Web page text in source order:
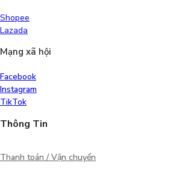
Shopee
Lazada
Mạng xã hội
Facebook
Instagram
TikTok
Thông Tin
Thanh toán / Vận chuyển